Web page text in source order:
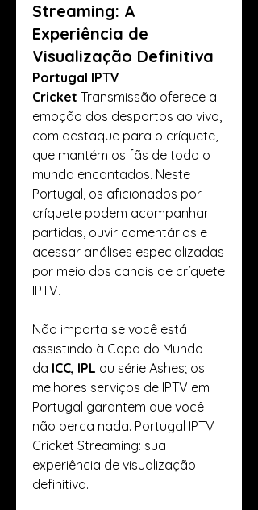
Streaming: A
Experiência de
Visualização Definitiva
Portugal IPTV
Cricket Transmissão oferece a
emoção dos desportos ao vivo,
com destaque para o críquete,
que mantém os fãs de todo o
mundo encantados. Neste
Portugal, os aficionados por
críquete podem acompanhar
partidas, ouvir comentários e
acessar análises especializadas
por meio dos canais de críquete
IPTV.
Não importa se você está
assistindo à Copa do Mundo
da ICC, IPL ou série Ashes; os
melhores serviços de IPTV em
Portugal garantem que você
não perca nada. Portugal IPTV
Cricket Streaming: sua
experiência de visualização
definitiva.